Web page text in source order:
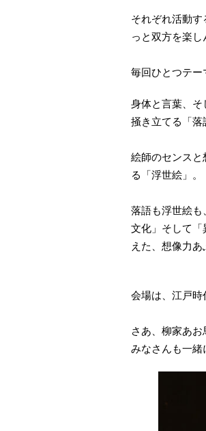
それぞれ活動
っと双方を楽
毎回ひとつテー
身体と言葉、そ
掻き立てる「落
絵師のセンス
る「浮世絵」。
落語も浮世絵も
文化」そして「
えた、想像力あ
会場は、江戸時
さあ、柳家あ
みなさんも一緒